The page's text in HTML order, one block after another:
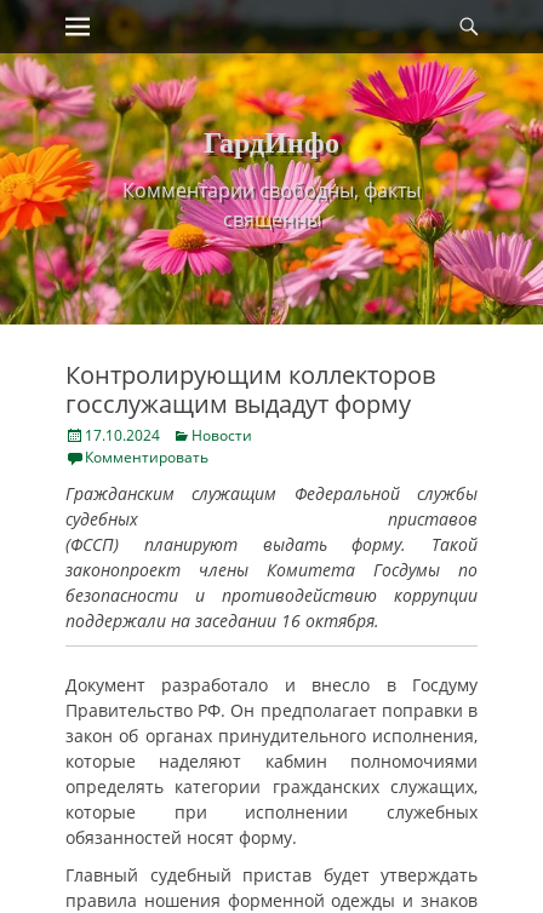
Skip
content
Primary Menu
ГардИнфо
Комментарии свободны, факты
священны
Контролирующим коллекторов
госслужащим выдадут форму
Posted
on
17.10.2024 Categories
Новости
Комментировать
Гражданским служащим Федеральной службы
судебных приставов
(ФССП) планируют выдать форму. Такой
законопроект члены Комитета Госдумы по
безопасности и противодействию коррупции
поддержали на заседании 16 октября.
Документ разработало и внесло в Госдуму
Правительство РФ. Он предполагает поправки в
закон об органах принудительного исполнения,
которые наделяют кабмин полномочиями
определять категории гражданских служащих,
которые при исполнении служебных
обязанностей носят форму.
Главный судебный пристав будет утверждать
правила ношения форменной одежды и знаков